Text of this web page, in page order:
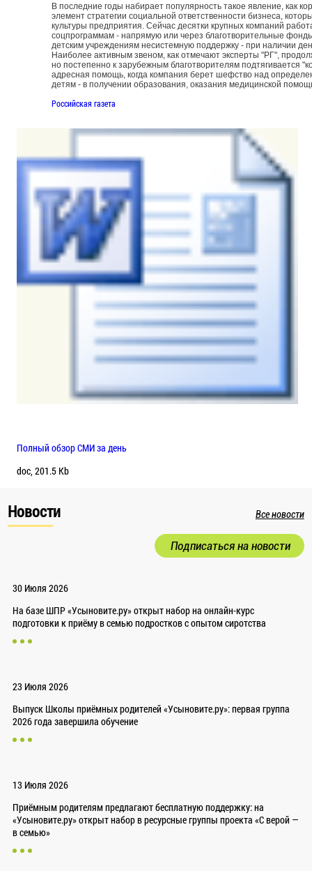
В последние годы набирает популярность такое явление, как
элемент стратегии социальной ответственности бизнеса,
культуры предприятия. Сейчас десятки крупных компаний
соцпрограммам - напрямую или через благотворительные
детским учреждениям несистемную поддержку - при наличии
Наиболее активным звеном, как отмечают эксперты "РГ",
но постепенно к зарубежным благотворителям подтягивается
адресная помощь, когда компания берет шефство над
детям - в получении образования, оказания медицинской
Российская газета
Полный обзор СМИ за день
doc, 201.5 Kb
Новости Все новости
Подписаться на новости
30 Июля 2026
На базе ШПР «Усыновите.ру» открыт набор на онлайн-курс
подготовки к приёму в семью подростков с опытом сиротства
23 Июля 2026
Выпуск Школы приёмных родителей «Усыновите.ру»: первая группа
2026 года завершила обучение
13 Июля 2026
Приёмным родителям предлагают бесплатную поддержку: на
«Усыновите.ру» открыт набор в ресурсные группы проекта «С верой —
в семью»